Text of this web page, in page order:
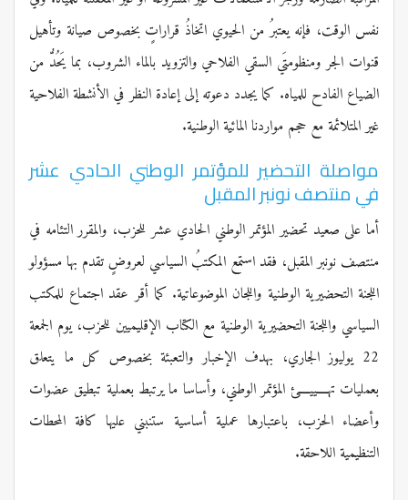
نفس الوقت، فإنه يعتبرُ من الحيوي اتخاذُ قراراتٍ بخصوص صيانة وتأهيل
قنوات الجر ومنظومتَي السقي الفلاحي والتزويد بالماء الشروب، بما يَحُدُّ من
الضياع الفادح للمياه. كما يجدد دعوته إلى إعادة النظر في الأنشطة الفلاحية
غير المتلائمة مع حجم مواردنا المائية الوطنية.
مواصلة التحضير للمؤتمر الوطني الحادي عشر
في منتصف نونبر المقبل
أما على صعيد تحضير المؤتمر الوطني الحادي عشر للحزب، والمقرر التئامه في
منتصف نونبر المقبل، فقد استمع المكتبُ السياسي لعروضٍ تقدم بها مسؤولو
اللجنة التحضيرية الوطنية واللجان الموضوعاتية. كما أقر عقد اجتماع للمكتب
السياسي واللجنة التحضيرية الوطنية مع الكتاب الإقليميين للحزب، يوم الجمعة
22 يوليوز الجاري، بهدف الإخبار والتعبئة بخصوص كل ما يتعلق
بعمليات تهــــييــــئ المؤتمر الوطني، وأساسا ما يرتبط بعملية تبطيق عضوات
وأعضاء الحزب، باعتبارها عملية أساسية ستنبني عليها كافة المحطات
التنظيمية اللاحقة.